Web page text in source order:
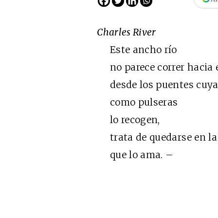
Charles River
Este ancho río
no parece correr hacia
desde los puentes
como pulseras
lo recogen,
trata de quedarse en
que lo ama. –
Cine desde los márgenes
EDICIÓN MÉXICO
SUSCRÍBETE